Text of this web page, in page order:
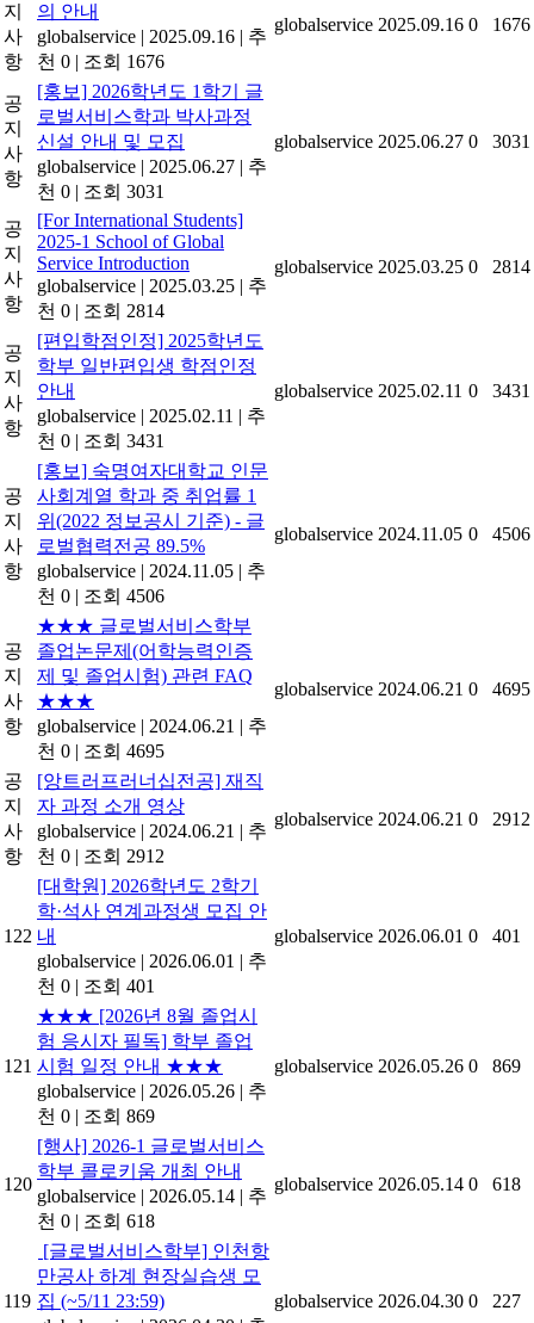
지
사
항
의 안내
globalservice | 2025.09.16 | 추
천 0 | 조회 1676
globalservice 2025.09.16 0 1676
공
지
사
항
[홍보] 2026학년도 1학기 글
로벌서비스학과 박사과정
신설 안내 및 모집
globalservice | 2025.06.27 | 추
천 0 | 조회 3031
globalservice 2025.06.27 0 3031
공
지
사
항
[For International Students]
2025-1 School of Global
Service Introduction
globalservice | 2025.03.25 | 추
천 0 | 조회 2814
globalservice 2025.03.25 0 2814
공
지
사
항
[편입학점인정] 2025학년도
학부 일반편입생 학점인정
안내
globalservice | 2025.02.11 | 추
천 0 | 조회 3431
globalservice 2025.02.11 0 3431
공
지
사
항
[홍보] 숙명여자대학교 인문
사회계열 학과 중 취업률 1
위(2022 정보공시 기준) - 글
로벌협력전공 89.5%
globalservice | 2024.11.05 | 추
천 0 | 조회 4506
globalservice 2024.11.05 0 4506
공
지
사
항
★★★ 글로벌서비스학부
졸업논문제(어학능력인증
제 및 졸업시험) 관련 FAQ
★★★
globalservice | 2024.06.21 | 추
천 0 | 조회 4695
globalservice 2024.06.21 0 4695
공
지
사
항
[앙트러프러너십전공] 재직
자 과정 소개 영상
globalservice | 2024.06.21 | 추
천 0 | 조회 2912
globalservice 2024.06.21 0 2912
122
[대학원] 2026학년도 2학기
학·석사 연계과정생 모집 안
내
globalservice | 2026.06.01 | 추
천 0 | 조회 401
globalservice 2026.06.01 0 401
121
★★★ [2026년 8월 졸업시
험 응시자 필독] 학부 졸업
시험 일정 안내 ★★★
globalservice | 2026.05.26 | 추
천 0 | 조회 869
globalservice 2026.05.26 0 869
120
[행사] 2026-1 글로벌서비스
학부 콜로키움 개최 안내
globalservice | 2026.05.14 | 추
천 0 | 조회 618
globalservice 2026.05.14 0 618
119
[글로벌서비스학부] 인천항
만공사 하계 현장실습생 모
집 (~5/11 23:59)
globalservice 2026.04.30 0 227